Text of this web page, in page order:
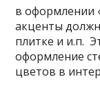
в оформлении
акценты
плитке и и.п.
оформление
цветов в